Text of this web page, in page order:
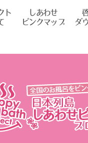
ト
しあわせ
ピンクマップ
ダ